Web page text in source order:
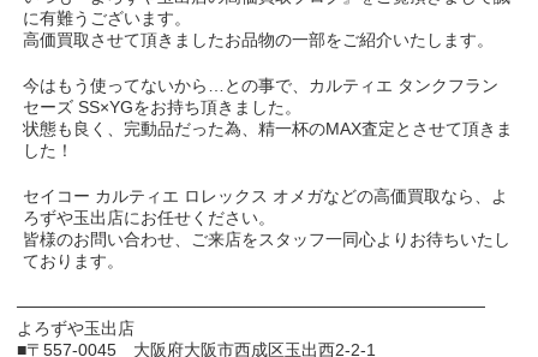
に有難うございます。
高価買取させて頂きましたお品物の一部をご紹介いたします。
今はもう使ってないから…との事で、カルティエ タンクフラン
セーズ SS×YGをお持ち頂きました。
状態も良く、完動品だった為、精一杯のMAX査定とさせて頂きま
した！
セイコー カルティエ ロレックス オメガなどの高価買取なら、よ
ろずや玉出店にお任せください。
皆様のお問い合わせ、ご来店をスタッフ一同心よりお待ちいたし
ております。
───────────────────────────────────────
よろずや玉出店
■〒557-0045 大阪府大阪市西成区玉出西2-2-1